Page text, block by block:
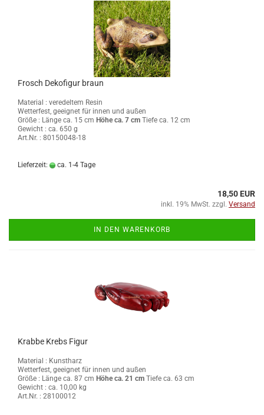
Frosch Dekofigur braun
Material : veredeltem Resin
Wetterfest, geeignet für innen und außen
Größe : Länge ca. 15 cm Höhe ca. 7 cm Tiefe ca. 12 cm
Gewicht : ca. 650 g
Art.Nr. : 80150048-18
Lieferzeit: ca. 1-4 Tage
18,50 EUR
inkl. 19% MwSt. zzgl. Versand
IN DEN WARENKORB
Krabbe Krebs Figur
Material : Kunstharz
Wetterfest, geeignet für innen und außen
Größe : Länge ca. 87 cm Höhe ca. 21 cm Tiefe ca. 63 cm
Gewicht : ca. 10,00 kg
Art.Nr. : 28100012